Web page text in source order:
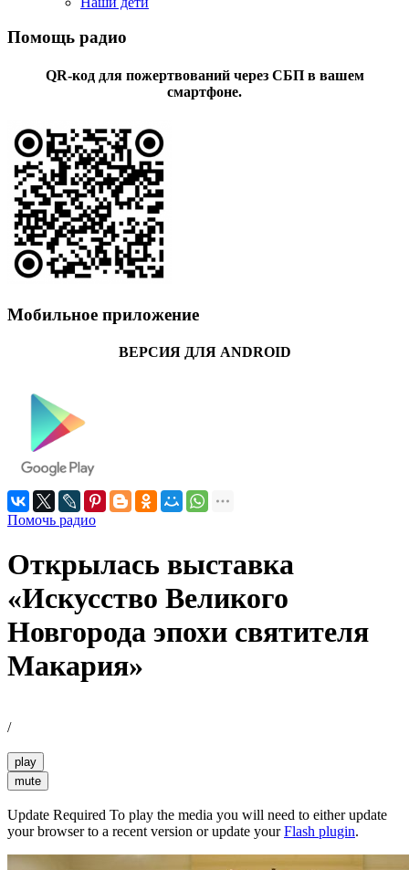
Помощь радио
QR-код для пожертвований через СБП в вашем
смартфоне.
Мобильное приложение
ВЕРСИЯ ДЛЯ ANDROID
Помочь радио
Открылась выставка
«Искусство Великого
Новгорода эпохи святителя
Макария»
/
play
mute
Update Required To play the media you will need to either update
your browser to a recent version or update yourFlash plugin.